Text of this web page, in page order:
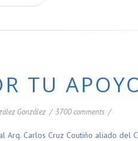
TU
González / 3700 comments /
Carlos Cruz Coutiño aliado